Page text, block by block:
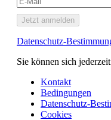
Jetzt anmelden
Datenschutz-
Sie können sich
Kontakt
Bedingungen
Datenschutz-
Cookies